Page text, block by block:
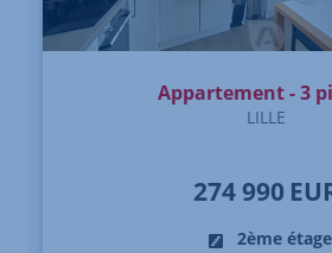
Appartement - 3
LILLE
274 990
2ème étage